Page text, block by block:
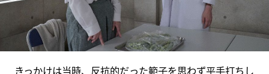
きっかけは当時、反抗的だった範子を思わず平手打ちし